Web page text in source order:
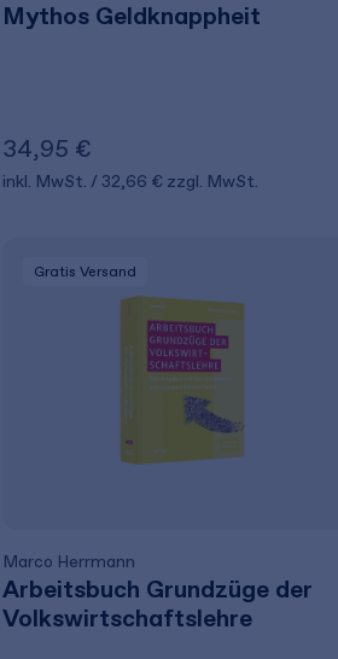
Mythos Geldknappheit
34,95 €
inkl. MwSt. 32,66 € zzgl. MwSt.
Gratis Versand
Marco Herrmann
Arbeitsbuch Grundzüge der
Volkswirtschaftslehre